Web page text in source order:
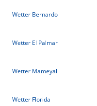
Wetter Bernardo
Wetter El Palmar
Wetter Mameyal
Wetter Florida